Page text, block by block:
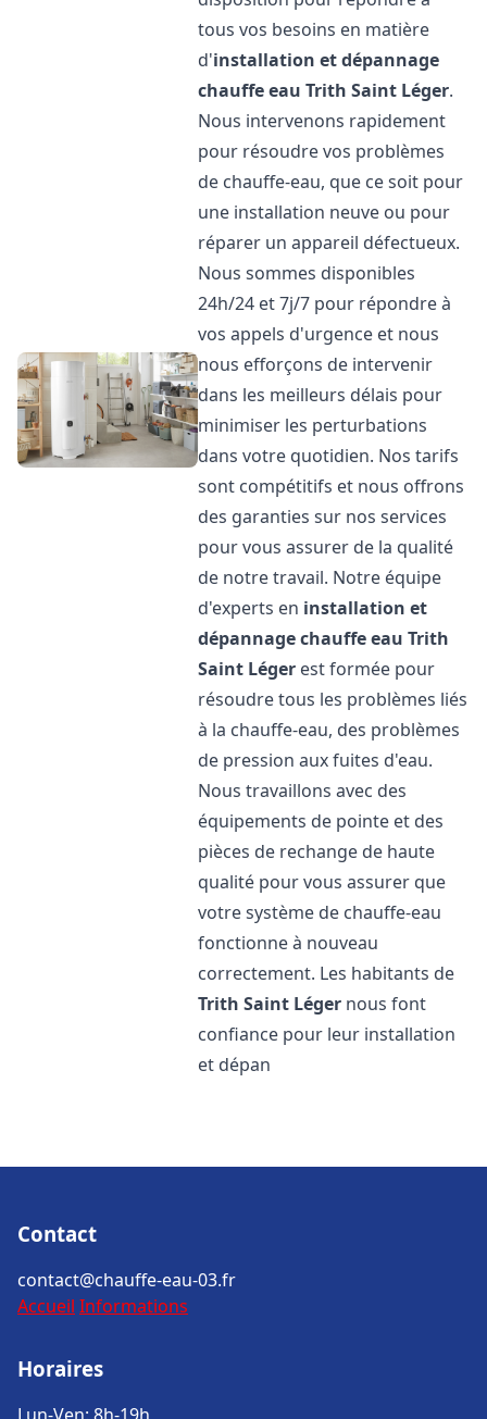
tous vos besoins en matière
d'installation et dépannage
chauffe eau Trith Saint Léger.
Nous intervenons rapidement
pour résoudre vos problèmes
de chauffe-eau, que ce soit pour
une installation neuve ou pour
réparer un appareil défectueux.
Nous sommes disponibles
24h/24 et 7j/7 pour répondre à
vos appels d'urgence et nous
nous efforçons de intervenir
dans les meilleurs délais pour
minimiser les perturbations
dans votre quotidien. Nos tarifs
sont compétitifs et nous offrons
des garanties sur nos services
pour vous assurer de la qualité
de notre travail. Notre équipe
d'experts en installation et
dépannage chauffe eau Trith
Saint Léger est formée pour
résoudre tous les problèmes liés
à la chauffe-eau, des problèmes
de pression aux fuites d'eau.
Nous travaillons avec des
équipements de pointe et des
pièces de rechange de haute
qualité pour vous assurer que
votre système de chauffe-eau
fonctionne à nouveau
correctement. Les habitants de
Trith Saint Léger nous font
confiance pour leur installation
et dépan
Contact
contact@chauffe-eau-03.fr
Accueil Informations
Horaires